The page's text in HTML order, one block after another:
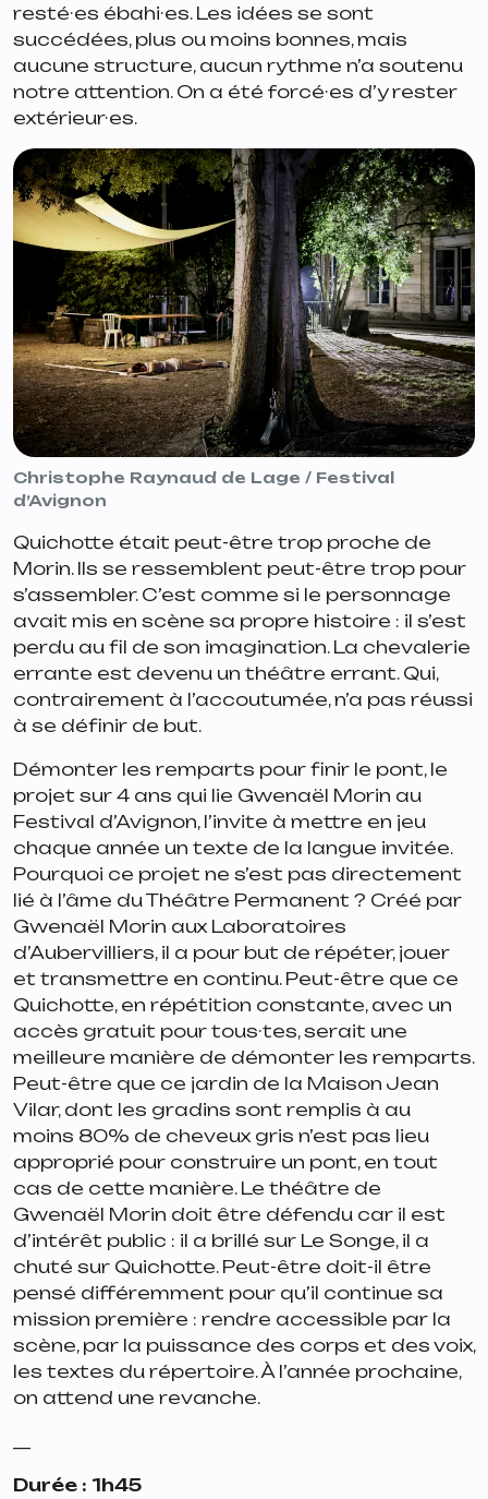
resté·es ébahi·es. Les idées se sont
succédées, plus ou moins bonnes, mais
aucune structure, aucun rythme n’a soutenu
notre attention. On a été forcé·es d’y rester
extérieur·es.
Christophe Raynaud de Lage / Festival
d’Avignon
Quichotte était peut-être trop proche de
Morin. Ils se ressemblent peut-être trop pour
s’assembler. C’est comme si le personnage
avait mis en scène sa propre histoire : il s’est
perdu au fil de son imagination. La chevalerie
errante est devenu un théâtre errant. Qui,
contrairement à l’accoutumée, n’a pas réussi
à se définir de but.
Démonter les remparts pour finir le pont, le
projet sur 4 ans qui lie Gwenaël Morin au
Festival d’Avignon, l’invite à mettre en jeu
chaque année un texte de la langue invitée.
Pourquoi ce projet ne s’est pas directement
lié à l’âme du Théâtre Permanent ? Créé par
Gwenaël Morin aux Laboratoires
d’Aubervilliers, il a pour but de répéter, jouer
et transmettre en continu. Peut-être que ce
Quichotte, en répétition constante, avec un
accès gratuit pour tous·tes, serait une
meilleure manière de démonter les remparts.
Peut-être que ce jardin de la Maison Jean
Vilar, dont les gradins sont remplis à au
moins 80% de cheveux gris n’est pas lieu
approprié pour construire un pont, en tout
cas de cette manière. Le théâtre de
Gwenaël Morin doit être défendu car il est
d’intérêt public : il a brillé sur Le Songe, il a
chuté sur Quichotte. Peut-être doit-il être
pensé différemment pour qu’il continue sa
mission première : rendre accessible par la
scène, par la puissance des corps et des voix,
les textes du répertoire. À l’année prochaine,
on attend une revanche.
Durée : 1h45